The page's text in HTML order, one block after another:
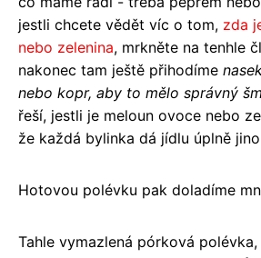
jestli chcete vědět víc o tom, zda
nebo zelenina, mrkněte na tenhle
nakonec tam ještě přihodíme
nebo kopr, aby to mělo správný
řeší, jestli je meloun ovoce nebo
že každá bylinka dá jídlu úplně
Hotovou polévku pak doladíme
Tahle vymazlená pórková